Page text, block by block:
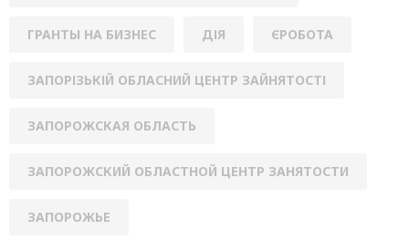
ГРАНТЫ НА БИЗНЕС ДІЯ ЄРОБОТА
ЗАПОРІЗЬКІЙ ОБЛАСНИЙ ЦЕНТР ЗАЙНЯТОСТІ
ЗАПОРОЖСКАЯ ОБЛАСТЬ
ЗАПОРОЖСКИЙ ОБЛАСТНОЙ ЦЕНТР ЗАНЯТОСТИ
ЗАПОРОЖЬЕ